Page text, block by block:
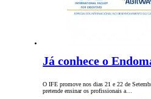
Já conhece o
O IFE promove nos dias 21 e 22 de
pretende ensinar os profissionais a…